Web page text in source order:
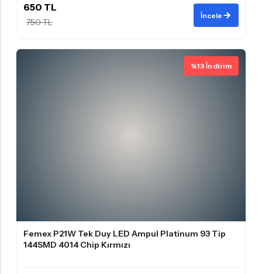
650 TL
750 TL
İncele
%13 İndirim
Femex P21W Tek Duy LED Ampul Platinum 93 Tip
144SMD 4014 Chip Kırmızı